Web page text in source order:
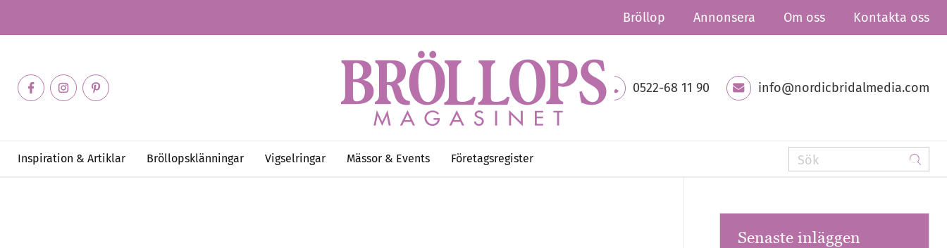
Bröllop Annonsera Om oss Kontakta oss
0522-68 11 90 info@nordicbridalmedia.com
Inspiration & Artiklar Bröllopsklänningar Vigselringar Mässor & Events Företagsregister
Senaste inläggen